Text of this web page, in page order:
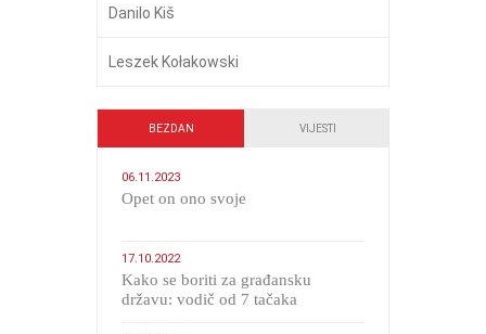
Danilo Kiš
Leszek Kołakowski
BEZDAN VIJESTI
06.11.2023
​Opet on ono svoje
17.10.2022
Kako se boriti za građansku
državu: vodič od 7 tačaka